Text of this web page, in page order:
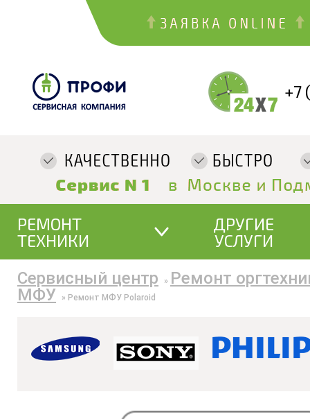
+7
РЕМОНТ
ТЕХНИКИ
ДРУГИЕ
УСЛУГИ
Сервисный центр » Ремонт
МФУ
» Ремонт МФУ Polaroid